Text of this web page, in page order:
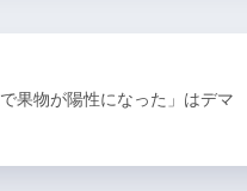
で果物が陽性になった」はデマ